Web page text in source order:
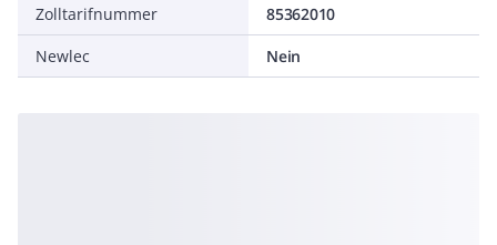
Zolltarifnummer
85362010
Newlec
Nein